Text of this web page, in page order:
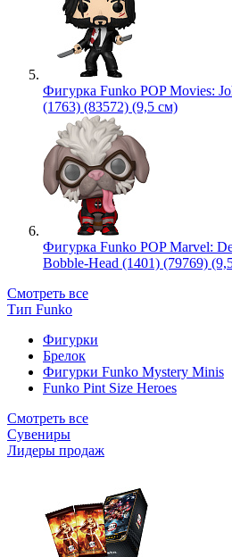
Фигурка Funko POP Movies:
(1763) (83572) (9,5 см)
Фигурка Funko POP Marvel:
Bobble-Head (1401) (79769)
Смотреть все
Тип Funko
Фигурки
Брелок
Фигурки Funko Mystery Minis
Funko Pint Size Heroes
Смотреть все
Сувениры
Лидеры продаж